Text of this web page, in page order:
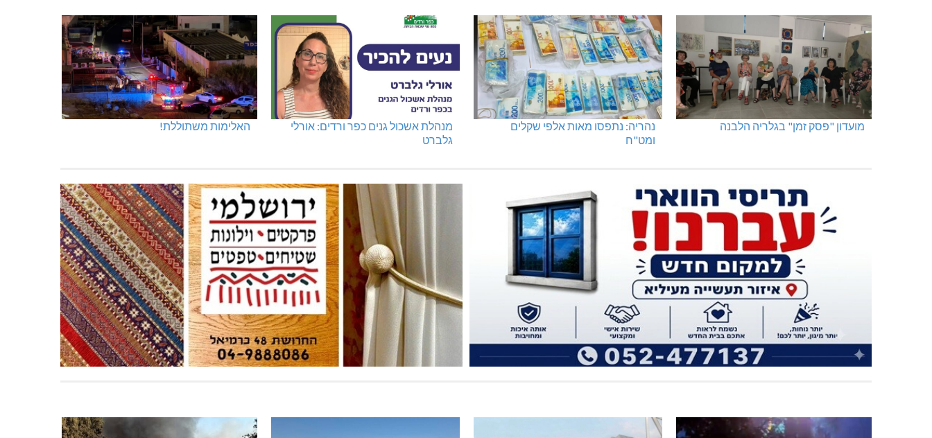
מועדון "פסק זמן" בגלריה הלבנה
נהריה: נתפסו מאות אלפי שקלים
ומט"ח
מנהלת אשכול גנים כפר ורדים: אורלי
גלברט
האלימות משתוללת!